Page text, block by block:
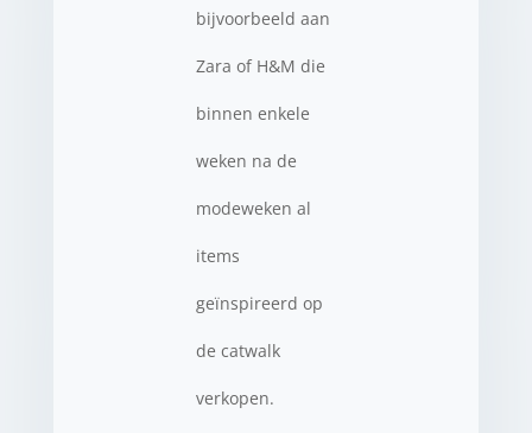
bijvoorbeeld aan
Zara of H&M die
binnen enkele
weken na de
modeweken al
items
geïnspireerd op
de catwalk
verkopen.